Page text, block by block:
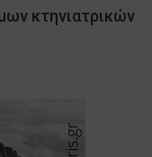
κτηνιατρικών